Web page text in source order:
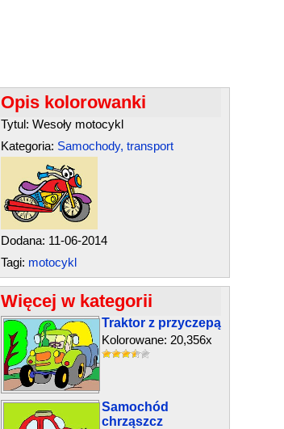
Opis kolorowanki
Tytul: Wesoły motocykl
Kategoria: Samochody, transport
Dodana: 11-06-2014
Tagi: motocykl
Więcej w kategorii
Traktor z przyczepą
Kolorowane: 20,356x
Samochód
chrząszcz